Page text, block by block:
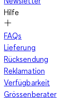
Hilfe
FAQs
Lieferung
Rücksendung
Reklamation
Verfügbarkeit
Grössenberater